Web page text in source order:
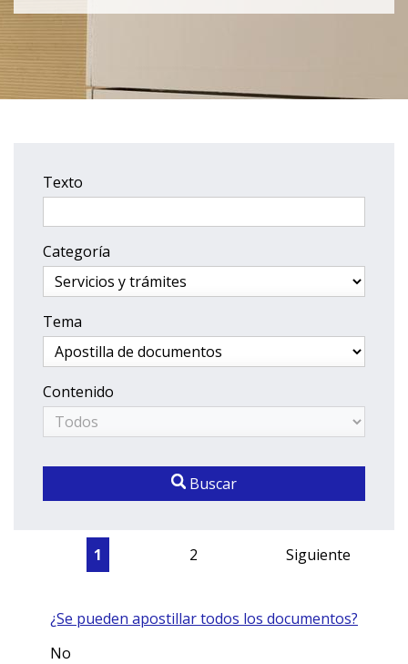
Texto
Categoría
Tema
Contenido
Buscar
1 2 Siguiente
¿Se pueden apostillar todos los documentos?
No